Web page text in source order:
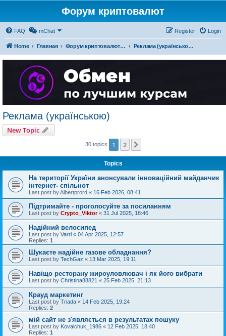
Форум криптовалют
FAQ mChat Login
Register
Home Главная Форум криптовалют українською Реклама (українською)
Реклама (українською)
New Topic
30 topics 1 2
Topics
На території України анонсували інноваційний майданчик
інтернет- спільнот
Last post byAlbertprord « 16 Feb 2026, 08:41
Підтримайте - проголосуйте за посиланням
Last post by Crypto_Viktor« 31 Jul 2025, 18:46
Надійний велосипед
Last post by Varri « 04 Apr 2025, 12:57
Replies: 1
Шукаєте надійне газове обладнання?
Last post by TechGaz « 13 Mar 2025, 19:11
Навіщо ресторану жироуловлювач і як його вибрати
Last post by Christina88821 « 25 Feb 2025, 21:13
Крауд маркетинг
Last post by Triada « 14 Feb 2025, 19:24
Replies: 2
мій сайт не з'являється в результатах пошуку
Last post by Kovalchuk_1986 « 12 Feb 2025, 18:40
Replies: 1